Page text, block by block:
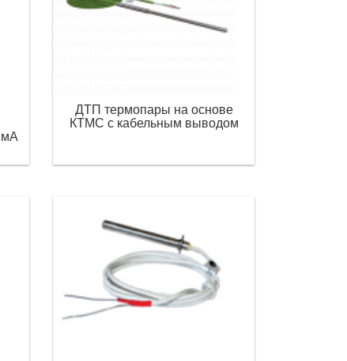
мА
ДТП термопары на основе
КТМС с кабельным выводом